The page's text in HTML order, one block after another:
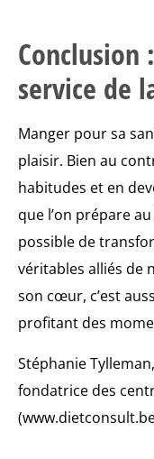
service de
Manger pour sa
plaisir. Bien au
habitudes et en
que l’on prépare
possible de
véritables alliés de
son cœur, c’est
profitant des
Stéphanie
fondatrice des